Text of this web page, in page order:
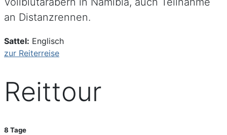
an Distanzrennen.
Sattel: Englisch
zur Reiterreise
Reittour
8 Tage